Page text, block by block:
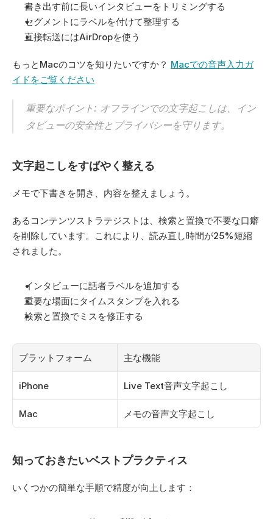
書き出す前に長いインタビューをトリミングする
セグメントにラベルを付けて整理する
直接転送にはAirDropを使う
もっとMacのコツを知りたいですか？ Macでの音声入力ガ
イドをご覧ください
重要なポイント: オフラインでの文字起こしは、イン
タビューの安全性とプライバシーを守ります。
文字起こしをすばやく整える
メモで下書きを開き、内容を整えましょう。
あるコンテンツストラテジストは、検索と置換で不要な口癖
を削除しています。これにより、読み直し時間が25%短縮
されました。
インタビューに話者ラベルを追加する
重要な場面にタイムスタンプを入れる
検索と置換でミスを修正する
プラットフォーム 主な機能
iPhone Live Text音声文字起こし
Mac メモの音声文字起こし
知っておきたいベストプラクティス
いくつかの簡単な手順で精度が向上します：